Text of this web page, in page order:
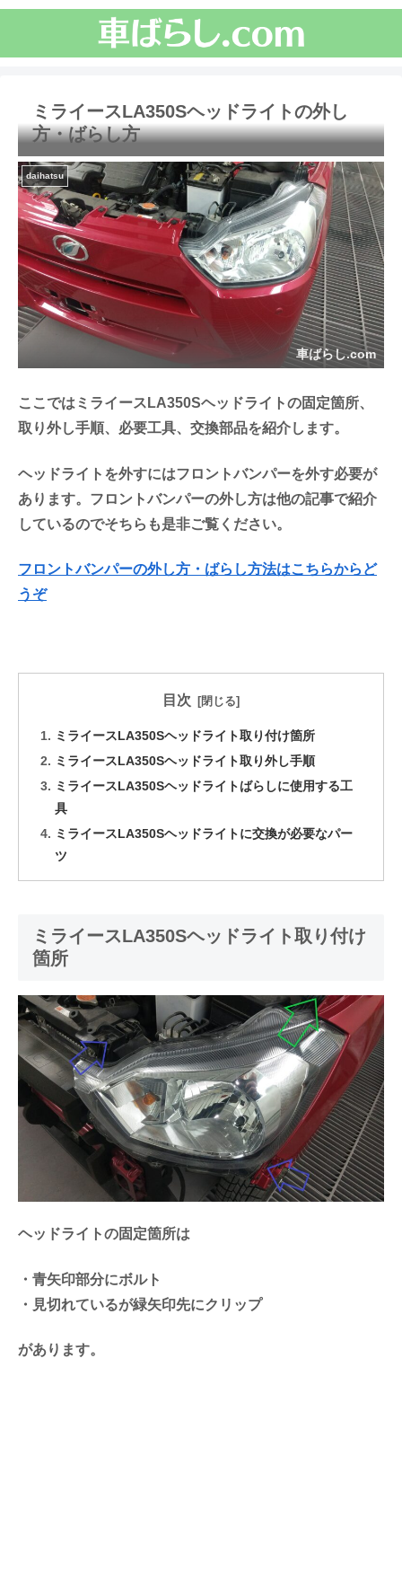
ミライースLA350Sヘッドライトの外し
方・ばらし方
daihatsu
車ばらし.com
ここではミライースLA350Sヘッドライトの固定箇所、
取り外し手順、必要工具、交換部品を紹介します。
ヘッドライトを外すにはフロントバンパーを外す必要が
あります。フロントバンパーの外し方は他の記事で紹介
しているのでそちらも是非ご覧ください。
フロントバンパーの外し方・ばらし方法はこちらからど
うぞ
目次
ミライースLA350Sヘッドライト取り付け箇所
ミライースLA350Sヘッドライト取り外し手順
ミライースLA350Sヘッドライトばらしに使用する工
具
ミライースLA350Sヘッドライトに交換が必要なパー
ツ
ミライースLA350Sヘッドライト取り付け
箇所
ヘッドライトの固定箇所は
・青矢印部分にボルト
・見切れているが緑矢印先にクリップ
があります。